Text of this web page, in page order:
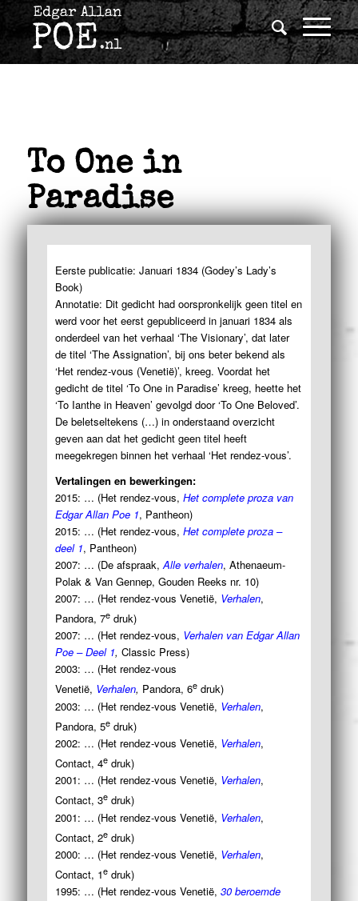
To One in
Paradise
Eerste publicatie: Januari 1834 (Godey’s Lady’s
Book)
Annotatie: Dit gedicht had oorspronkelijk geen titel en
werd voor het eerst gepubliceerd in januari 1834 als
onderdeel van het verhaal ‘The Visionary’, dat later
de titel ‘The Assignation’, bij ons beter bekend als
‘Het rendez-vous (Venetië)’, kreeg. Voordat het
gedicht de titel ‘To One in Paradise’ kreeg, heette het
‘To Ianthe in Heaven’ gevolgd door ‘To One Beloved’.
De beletseltekens (…) in onderstaand overzicht
geven aan dat het gedicht geen titel heeft
meegekregen binnen het verhaal ‘Het rendez-vous’.
Vertalingen en bewerkingen:
2015: … (Het rendez-vous, Het complete proza van
Edgar Allan Poe 1, Pantheon)
2015: … (Het rendez-vous, Het complete proza –
deel 1, Pantheon)
2007: … (De afspraak,Alle verhalen, Athenaeum-
Polak & Van Gennep, Gouden Reeks nr. 10)
2007: … (Het rendez-vous Venetië, Verhalen,
Pandora, 7edruk)
2007: … (Het rendez-vous, Verhalen van Edgar Allan
Poe – Deel 1, Classic Press)
2003: … (Het rendez-vous
Venetië, Verhalen, Pandora, 6edruk)
2003: … (Het rendez-vous Venetië, Verhalen,
Pandora, 5edruk)
2002: … (Het rendez-vous Venetië, Verhalen,
Contact, 4edruk)
2001: … (Het rendez-vous Venetië, Verhalen,
Contact, 3edruk)
2001: … (Het rendez-vous Venetië, Verhalen,
Contact, 2edruk)
2000: … (Het rendez-vous Venetië, Verhalen,
Contact, 1edruk)
1995: … (Het rendez-vous Venetië, 30 beroemde